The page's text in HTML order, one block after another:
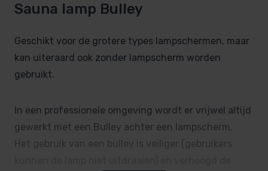
Sauna lamp Bulley
Geschikt voor de grotere types lampschermen, maar
kan uiteraard ook zonder lampscherm worden
gebruikt.
In een professionele omgeving wordt er vrijwel altijd
gewerkt met een Bulley achter een lampscherm.
Het gebruik van een bulley is veiliger (gebruikers